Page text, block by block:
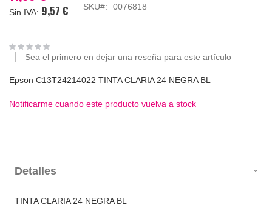
galería
9,57 €
SKU
0076818
Sea el primero en dejar una reseña para este artículo
Epson C13T24214022 TINTA CLARIA 24 NEGRA BL
Notificarme cuando este producto vuelva a stock
Detalles
TINTA CLARIA 24 NEGRA BL